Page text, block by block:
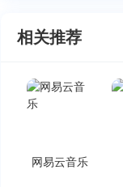
相关推荐
网易云音乐